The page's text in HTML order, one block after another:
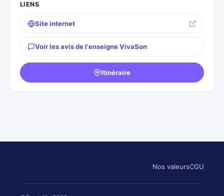
LIENS
Site internet
Voir les avis de l'enseigne VivaSon
Itinéraire
Nos valeursCGU